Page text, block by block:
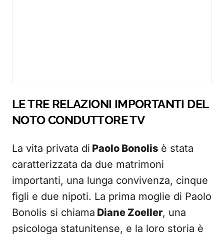
LE TRE RELAZIONI IMPORTANTI DEL
NOTO CONDUTTORE TV
La vita privata di Paolo Bonolis è stata
caratterizzata da due matrimoni
importanti, una lunga convivenza, cinque
figli e due nipoti. La prima moglie di Paolo
Bonolis si chiama Diane Zoeller, una
psicologa statunitense, e la loro storia è